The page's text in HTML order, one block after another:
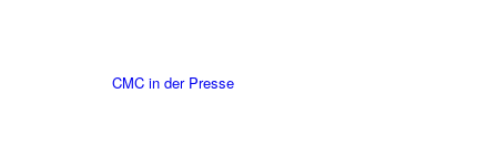
CMC in der Presse